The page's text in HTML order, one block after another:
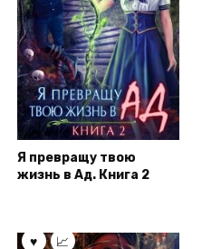
Я превращу твою
жизнь в Ад. Книга 2